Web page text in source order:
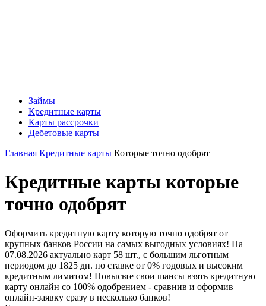
Займы
Кредитные карты
Карты рассрочки
Дебетовые карты
Главная Кредитные карты Которые точно одобрят
Кредитные карты которые
точно одобрят
Оформить кредитную карту которую точно одобрят от
крупных банков России на самых выгодных условиях! На
07.08.2026 актуально карт 58 шт., с большим льготным
периодом до 1825 дн. по ставке от 0% годовых и высоким
кредитным лимитом! Повысьте свои шансы взять кредитную
карту онлайн со 100% одобрением - сравнив и оформив
онлайн-заявку сразу в несколько банков!